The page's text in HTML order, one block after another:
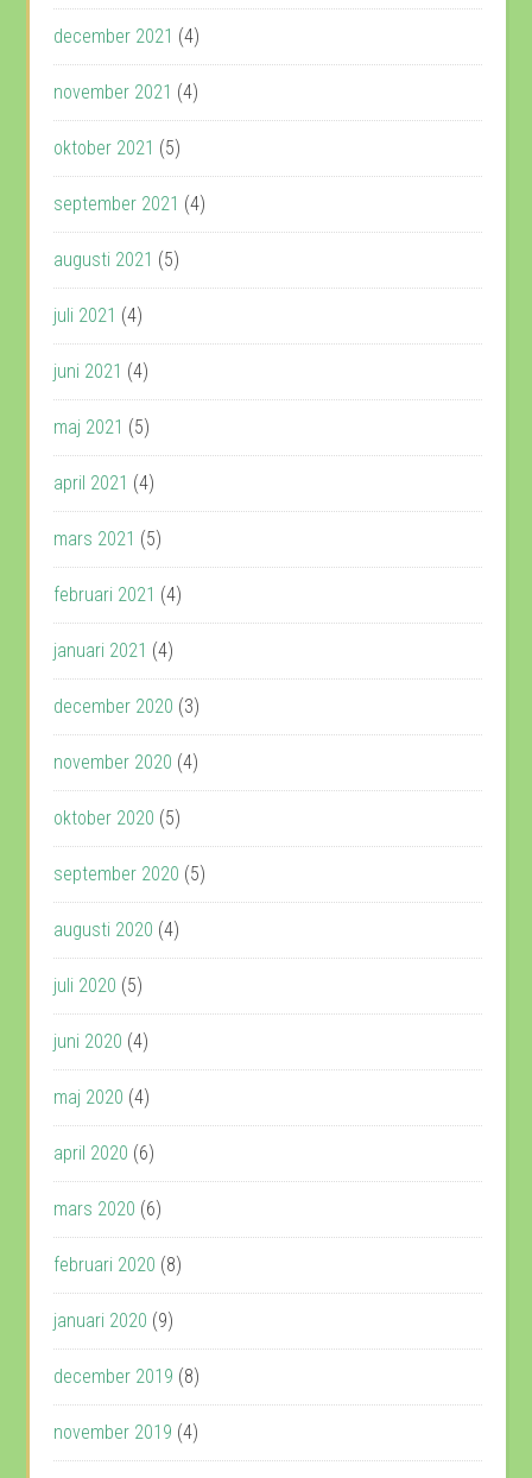
december 2021 (4)
november 2021 (4)
oktober 2021 (5)
september 2021 (4)
augusti 2021 (5)
juli 2021 (4)
juni 2021 (4)
maj 2021 (5)
april 2021 (4)
mars 2021 (5)
februari 2021 (4)
januari 2021 (4)
december 2020 (3)
november 2020 (4)
oktober 2020 (5)
september 2020 (5)
augusti 2020 (4)
juli 2020 (5)
juni 2020 (4)
maj 2020 (4)
april 2020 (6)
mars 2020 (6)
februari 2020 (8)
januari 2020 (9)
december 2019 (8)
november 2019 (4)